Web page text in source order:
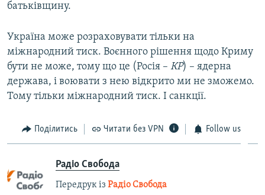
батьківщину.
Україна може розраховувати тільки на
міжнародний тиск. Воєнного рішення щодо Криму
бути не може, тому що це (Росія – КР) – ядерна
держава, і воювати з нею відкрито ми не зможемо.
Тому тільки міжнародний тиск. І санкції.
Поділитись Читати без VPN Follow us
Радіо Свобода
Передрук із Радіо Свобода